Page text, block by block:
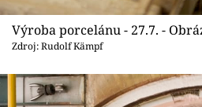
Výroba porcelánu - 27.7. -
Zdroj: Rudolf Kämpf